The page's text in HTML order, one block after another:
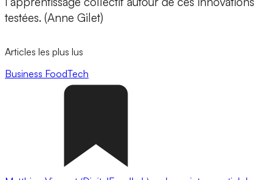
testées. (Anne Gilet)
Articles les plus lus
Business FoodTech